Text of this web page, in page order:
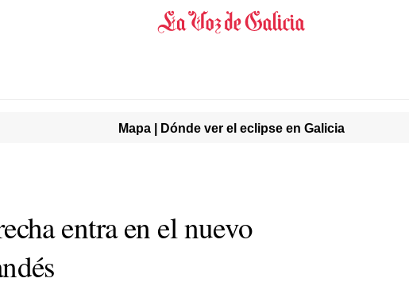
Mapa | Dónde ver el eclipse en Galicia
entra en el nuevo